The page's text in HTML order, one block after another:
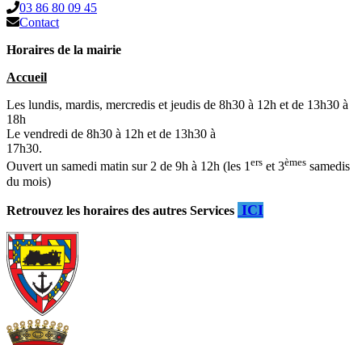
03 86 80 09 45
Contact
Horaires de la mairie
Accueil
Les lundis, mardis, mercredis et jeudis de 8h30 à 12h et de 13h30 à
18h
Le vendredi de 8h30 à 12h et de 13h30 à
17h30.
Ouvert un samedi matin sur 2 de 9h à 12h (les 1ers et 3èmes samedis
du mois)
Retrouvez les horaires des autres Services ICI